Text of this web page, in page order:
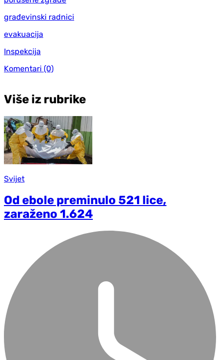
građevinski radnici
evakuacija
Inspekcija
Komentari (0)
Više iz rubrike
Svijet
Od ebole preminulo 521 lice,
zaraženo 1.624